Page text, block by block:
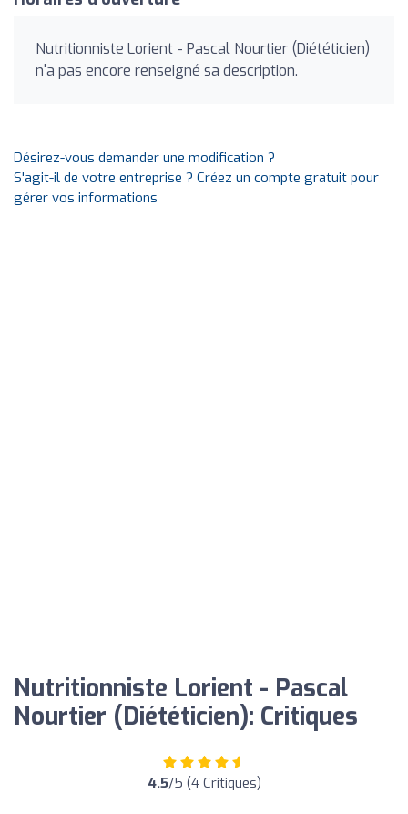
Nutritionniste Lorient - Pascal Nourtier (Diététicien)
n'a pas encore renseigné sa description.
Désirez-vous demander une modification ?
S'agit-il de votre entreprise ? Créez un compte gratuit pour
gérer vos informations
Nutritionniste Lorient - Pascal
Nourtier (Diététicien): Critiques
4.5/5 (4 Critiques)